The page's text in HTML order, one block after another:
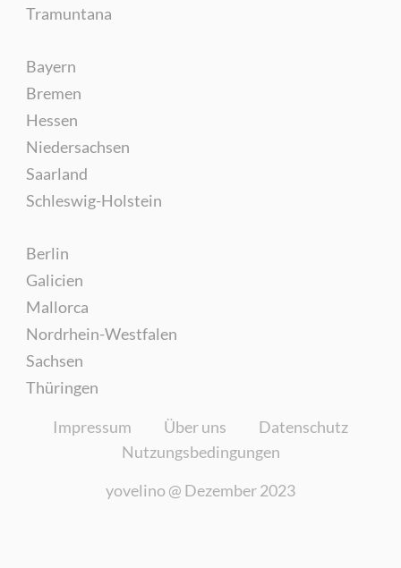
Tramuntana
Bayern
Bremen
Hessen
Niedersachsen
Saarland
Schleswig-Holstein
Berlin
Galicien
Mallorca
Nordrhein-Westfalen
Sachsen
Thüringen
Impressum Über uns
Datenschutz
Nutzungsbedingungen
yovelino @ Dezember 2023